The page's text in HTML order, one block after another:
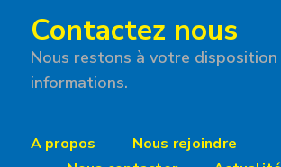
Contactez nous
Nous restons à votre
informations.
A propos
Nous rejoindre